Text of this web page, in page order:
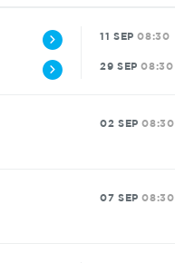
11 SEP 08:30
29 SEP 08:30
02 SEP 08:30
07 SEP 08:30